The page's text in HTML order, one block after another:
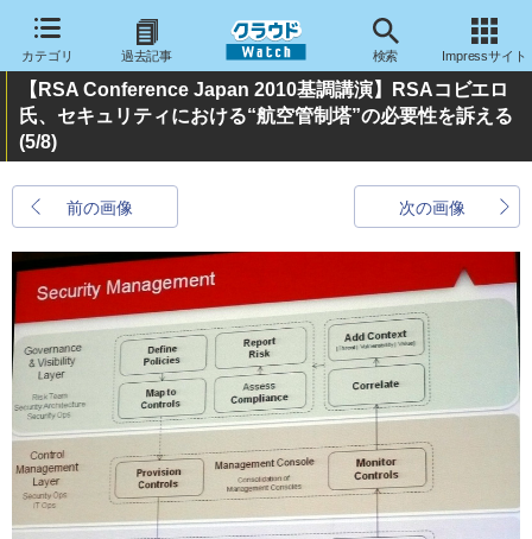
カテゴリ 過去記事 検索 Impressサイト
【RSA Conference Japan 2010基調講演】RSAコビエロ
氏、セキュリティにおける“航空管制塔”の必要性を訴える
(5/8)
前の画像 次の画像